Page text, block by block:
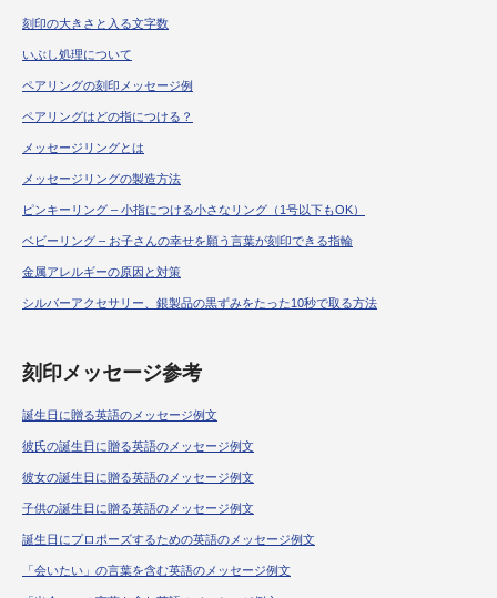
刻印の大きさと入る文字数
いぶし処理について
ペアリングの刻印メッセージ例
ペアリングはどの指につける？
メッセージリングとは
メッセージリングの製造方法
ピンキーリング – 小指につける小さなリング（1号以下もOK）
ベビーリング – お子さんの幸せを願う言葉が刻印できる指輪
金属アレルギーの原因と対策
シルバーアクセサリー、銀製品の黒ずみをたった10秒で取る方法
刻印メッセージ参考
誕生日に贈る英語のメッセージ例文
彼氏の誕生日に贈る英語のメッセージ例文
彼女の誕生日に贈る英語のメッセージ例文
子供の誕生日に贈る英語のメッセージ例文
誕生日にプロポーズするための英語のメッセージ例文
「会いたい」の言葉を含む英語のメッセージ例文